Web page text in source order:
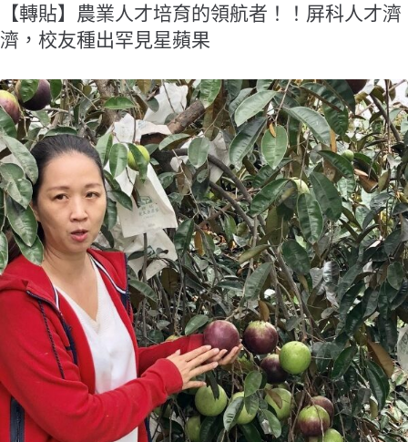
【轉貼】農業人才培育的領航者！！屏科人才濟
濟，校友種出罕見星蘋果